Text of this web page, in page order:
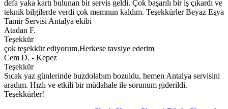
defa yaka kartı bulunan bir servis geldi. Çok başarılı bir iş çıkardı ve
teknik bilgilerde verdi çok memnun kaldım. Teşekkürler Beyaz Eşya
Tamir Servisi Antalya ekibi
Atadan F.
Teşekkür
çok teşekkür ediyorum.Herkese tavsiye ederim
Cem D. - Kepez
Teşekkür
Sıcak yaz günlerinde buzdolabım bozuldu, hemen Antalya servisini
aradım. Hızlı ve etkili bir müdahale ile sorunum giderildi.
Teşekkürler!